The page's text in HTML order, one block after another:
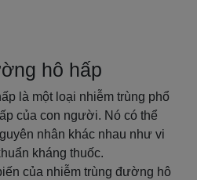
hô hấp
là một loại nhiễm trùng phổ
của con người. Nó có thể
nhân khác nhau như vi
kháng thuốc.
của nhiễm trùng đường hô